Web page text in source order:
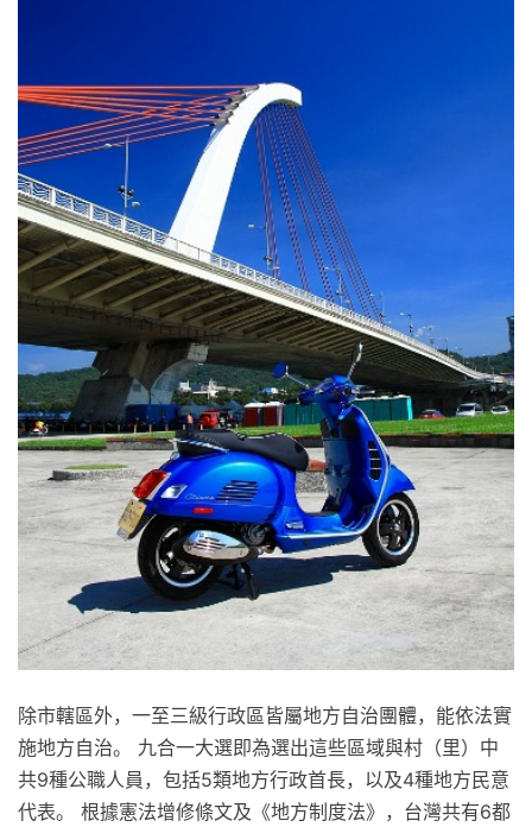
除市轄區外，一至三級行政區皆屬地方自治團體，能依法實
施地方自治。 九合一大選即為選出這些區域與村（里）中
共9種公職人員，包括5類地方行政首長，以及4種地方民意
代表。 根據憲法增修條文及《地方制度法》，台灣共有6都